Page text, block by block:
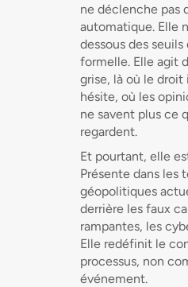
ne déclenche pas
automatique. Elle
dessous des seuils
formelle. Elle agit
grise, là où le
hésite, où les
ne savent plus ce
regardent.
Et pourtant, elle
Présente dans les
géopolitiques
derrière les faux
rampantes, les
Elle redéfinit le
processus, non
événement.